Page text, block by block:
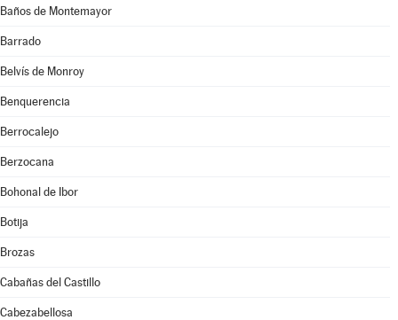
Baños de Montemayor
Barrado
Belvís de Monroy
Benquerencia
Berrocalejo
Berzocana
Bohonal de Ibor
Botija
Brozas
Cabañas del Castillo
Cabezabellosa